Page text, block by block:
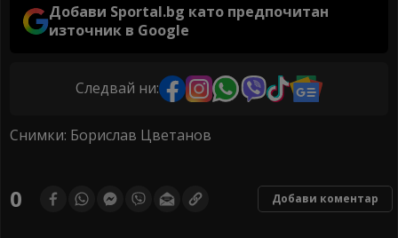
Добави Sportal.bg като предпочитан
източник в Google
Следвай ни:
Снимки: Борислав Цветанов
0 Добави коментар